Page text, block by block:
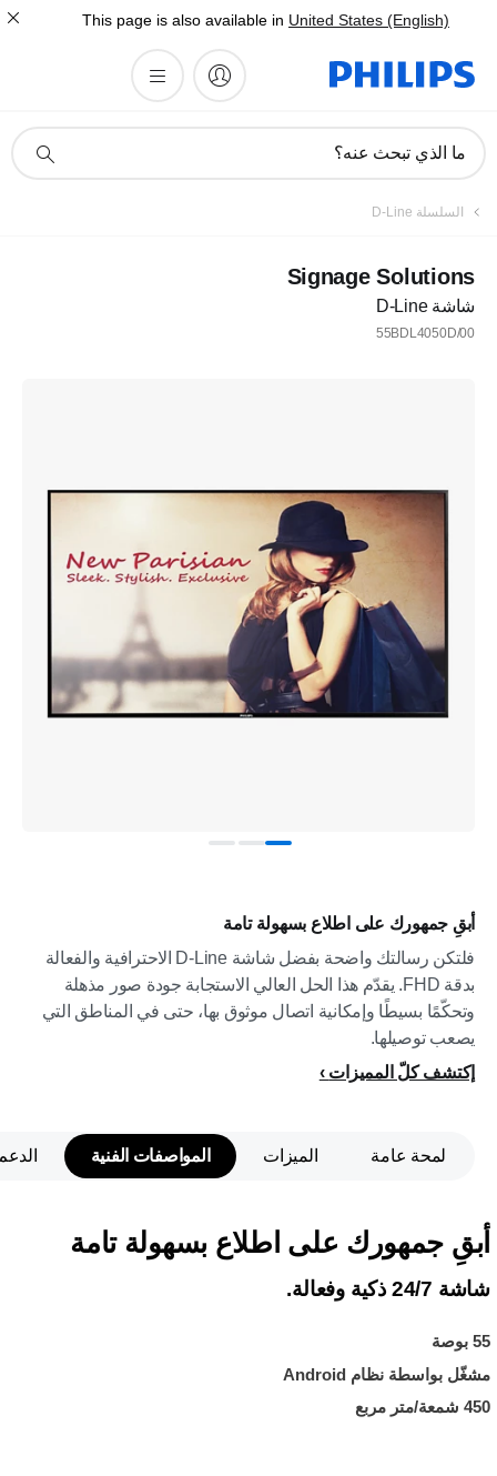
This page is also available in United States (English)
دعم
ما الذي تبحث عنه؟
السلسلة D-Line
Signage Solutions
شاشة D-Line
55BDL4050D/00
أبقِ جمهورك على اطلاع بسهولة تامة
فلتكن رسالتك واضحة بفضل شاشة D-Line الاحترافية والفعالة
بدقة FHD. يقدّم هذا الحل العالي الاستجابة جودة صور مذهلة
وتحكّمًا بسيطًا وإمكانية اتصال موثوق بها، حتى في المناطق التي
يصعب توصيلها.
إكتشف كلّ المميزات
لمحة عامة الميزات المواصفات الفنية
أبقِ جمهورك على اطلاع بسهولة تامة
شاشة 24/7 ذكية وفعالة.
55 بوصة
مشغّل بواسطة نظام Android
450 شمعة/متر مربع